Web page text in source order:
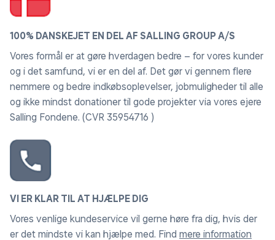
100% DANSKEJET EN DEL AF SALLING GROUP A/S
Vores formål er at gøre hverdagen bedre – for vores kunder
og i det samfund, vi er en del af. Det gør vi gennem flere
nemmere og bedre indkøbsoplevelser, jobmuligheder til alle
og ikke mindst donationer til gode projekter via vores ejere
Salling Fondene. (CVR 35954716 )
VI ER KLAR TIL AT HJÆLPE DIG
Vores venlige kundeservice vil gerne høre fra dig, hvis der
er det mindste vi kan hjælpe med. Find mere information